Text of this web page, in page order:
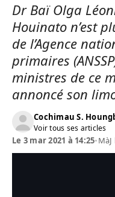
Dr Baï Olga
Houinato n’est
de l’Agence
primaires
ministres de ce
annoncé son
Cochimau S.
Voir tous ses articles
Le 3 mar 2021 à 14:25•